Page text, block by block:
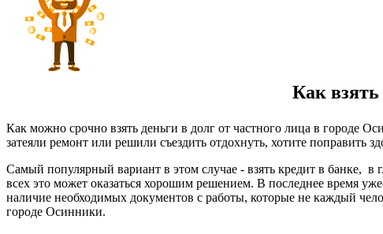
Как взять
Как можно срочно взять деньги в долг от частного лица в городе
затеяли ремонт или решили съездить отдохнуть, хотите поправить
Самый популярный вариант в этом случае - взять кредит в банке, в
всех это может оказаться хорошим решением. В последнее время
наличие необходимых документов с работы, которые не каждый
городе Осинники.